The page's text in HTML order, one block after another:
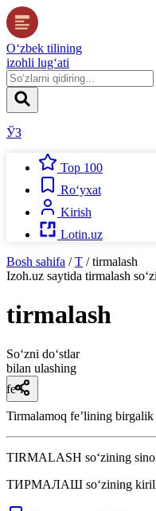
O‘zbek tilining
izohli lug‘ati
ЎЗ
Top 100
Ro‘yxat
Kirish
Lotin.uz
Bosh sahifa / T / tirmalash
Izoh.uz saytida tirmalash
tirmalash
So‘zni do‘stlar
bilan ulashing
fe’l
Tirmalamoq feʼlining birgalik
TIRMALASH so‘zining
ТИРМАЛАШ so‘zining